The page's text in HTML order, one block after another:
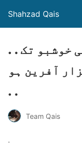
Shahzad Qais
. . سانسوں میں تیرے نام کی خوشبو تک
آفرین ہو .
. .
Team Qais
.